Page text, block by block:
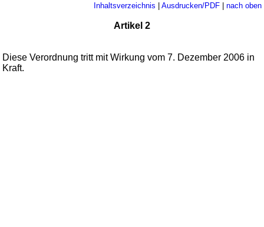
Inhaltsverzeichnis | Ausdrucken/PDF| nach oben
Artikel 2
Diese Verordnung tritt mit Wirkung vom 7. Dezember 2006 in
Kraft.